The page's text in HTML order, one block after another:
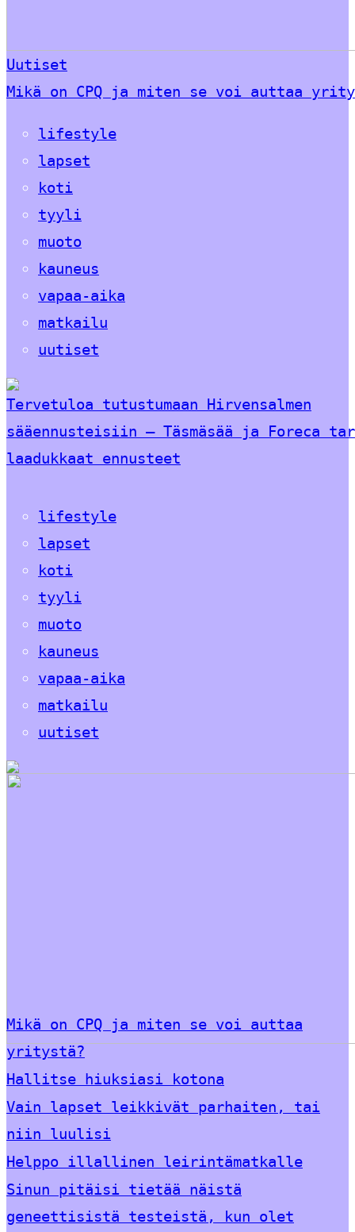
Uutiset
Mikä on CPQ ja miten se voi auttaa
lifestyle
lapset
koti
tyyli
muoto
kauneus
vapaa-aika
matkailu
uutiset
Tervetuloa tutustumaan Hirvensalmen
sääennusteisiin – Täsmäsää ja Foreca
laadukkaat ennusteet
lifestyle
lapset
koti
tyyli
muoto
kauneus
vapaa-aika
matkailu
uutiset
Mikä on CPQ ja miten se voi auttaa
yritystä?
Hallitse hiuksiasi kotona
Vain lapset leikkivät parhaiten, tai
niin luulisi
Helppo illallinen leirintämatkalle
Sinun pitäisi tietää näistä
geneettisistä testeistä, kun olet